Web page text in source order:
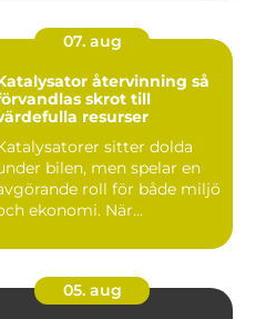
07. aug
återvinning så
skrot till
resurser
sitter dolda
bilen, men spelar en
roll för både miljö
ekonomi. När...
05. aug